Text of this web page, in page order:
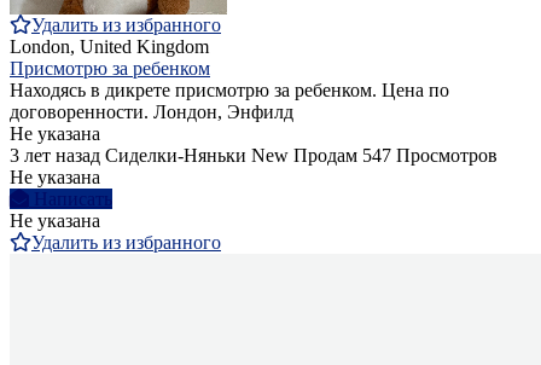
Удалить из избранного
London, United Kingdom
Присмотрю за ребенком
Находясь в дикрете присмотрю за ребенком. Цена по
договоренности. Лондон, Энфилд
Не указана
3 лет назад Сиделки-Няньки New Продам 547 Просмотров
Не указана
Написать
Не указана
Удалить из избранного